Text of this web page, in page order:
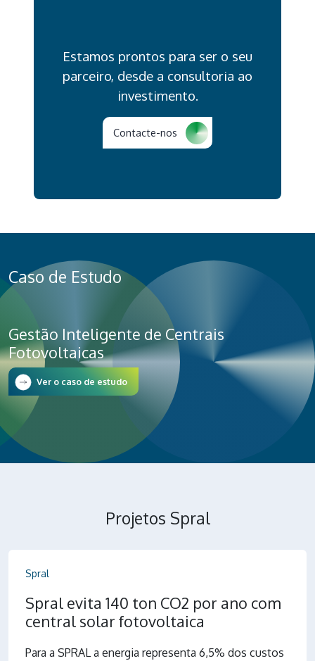
Estamos prontos para ser o seu
parceiro, desde a consultoria ao
investimento.
Contacte-nos
Caso de Estudo
Gestão Inteligente de Centrais
Fotovoltaicas
Ver o caso de estudo
Projetos Spral
Spral
Spral evita 140 ton CO2 por ano com
central solar fotovoltaica
Para a SPRAL a energia representa 6,5% dos custos